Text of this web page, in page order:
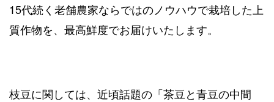
15代続く老舗農家ならではのノウハウで栽培した上
質作物を、最高鮮度でお届けいたします。
枝豆に関しては、近頃話題の「茶豆と青豆の中間